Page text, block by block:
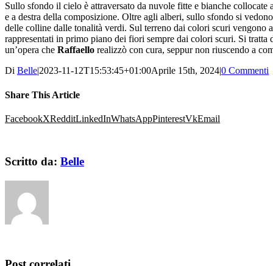
Sullo sfondo il cielo è attraversato da nuvole fitte e bianche collocate
e a destra della composizione. Oltre agli alberi, sullo sfondo si
delle colline dalle tonalità verdi. Sul terreno dai colori scuri vengono
rappresentati in primo piano dei fiori sempre dai colori scuri. Si tratta
un’opera che Raffaello realizzò con cura, seppur non riuscendo a
Di Belle|2023-11-12T15:53:45+01:00Aprile 15th, 2024|0 Commenti
Share This Article
FacebookXRedditLinkedInWhatsAppPinterestVkEmail
Scritto da: Belle